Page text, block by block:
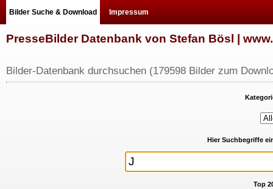
Bilder Suche & Download Impressum
PresseBilder Datenbank von Stefan Bösl |
Bilder-Datenbank durchsuchen (179598 Bilder zum
Hier Suchbegriffe
Top